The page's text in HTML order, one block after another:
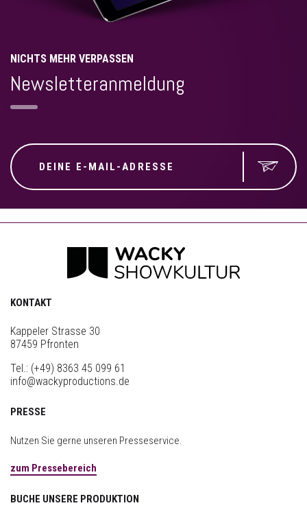
NICHTS MEHR VERPASSEN
Newsletteranmeldung
KONTAKT
Kappeler Strasse 30
87459 Pfronten
Tel.: (+49) 8363 45 099 61
info@wackyproductions.de
PRESSE
Nutzen Sie gerne unseren Presseservice.
zum Pressebereich
BUCHE UNSERE PRODUKTION